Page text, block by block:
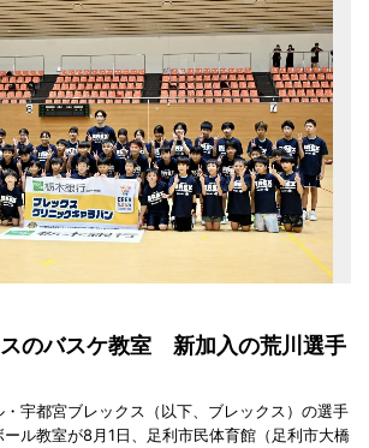
のバスケ教室 新加入の荒川選手
宇都宮ブレックス（以下、ブレックス）の選手
ル教室が8月1日、足利市民体育館（足利市大橋